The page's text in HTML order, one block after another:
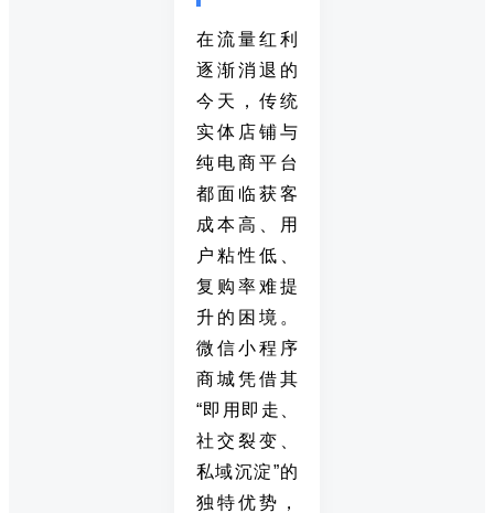
在流量红利
逐渐消退的
今天，传统
实体店铺与
纯电商平台
都面临获客
成本高、用
户粘性低、
复购率难提
升的困境。
微信小程序
商城凭借其
“即用即走、
社交裂变、
私域沉淀”的
独特优势，